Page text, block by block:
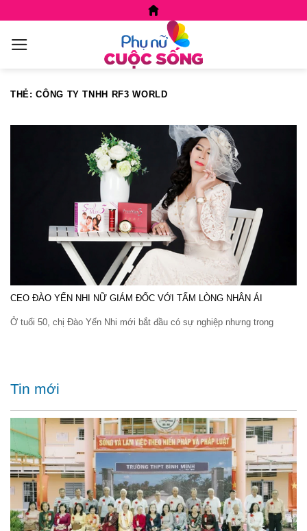
content
THẺ:CÔNG TY TNHH RF3 WORLD
CEO ĐÀO YẾN NHI NỮ GIÁM ĐỐC VỚI TẤM LÒNG NHÂN ÁI
Ở tuổi 50, chị Đào Yến Nhi mới bắt đầu có sự nghiệp nhưng trong
Tin mới